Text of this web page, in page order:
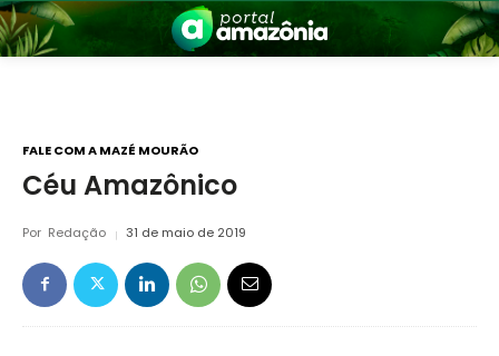
FALE COM A MAZÉ MOURÃO
Céu Amazônico
Por Redação 31 de maio de 2019